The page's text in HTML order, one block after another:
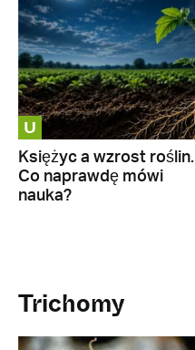
U
Księżyc a wzrost roślin.
Co naprawdę mówi
nauka?
Trichomy